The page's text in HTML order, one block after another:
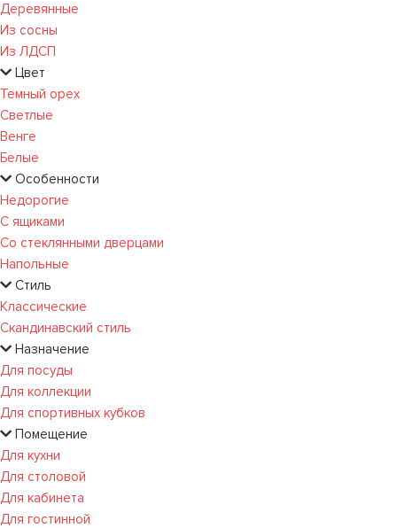
Деревянные
Из сосны
Из ЛДСП
Цвет
Темный орех
Светлые
Венге
Белые
Особенности
Недорогие
С ящиками
Со стеклянными дверцами
Напольные
Стиль
Классические
Скандинавский стиль
Назначение
Для посуды
Для коллекции
Для спортивных кубков
Помещение
Для кухни
Для столовой
Для кабинета
Для гостинной